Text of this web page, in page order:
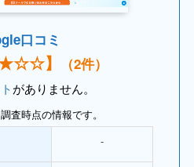
口コミ
☆☆】 （2件）
がありません。
査時点の情報です。
‐